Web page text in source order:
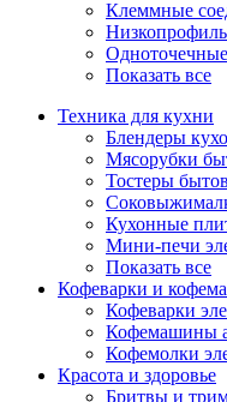
Клеммные
Показать все
Техника для кухни
Блендеры
Мясорубки
Тостеры
Кухонные
Мини-печи
Показать все
Кофеварки и
Кофеварки
Кофемашины
Кофемолки
Красота и здоровье
Бритвы и